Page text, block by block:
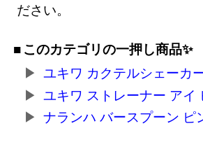
ださい。
このカテゴリの一押し商品✨
ユキワ カクテルシェーカ
ユキワ ストレーナー アイ
ナランハ バースプーン ピ